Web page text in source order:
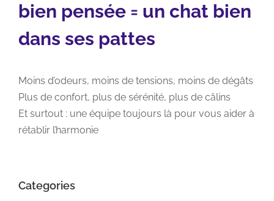
bien pensée = un chat bien
dans ses pattes
Moins d’odeurs, moins de tensions, moins de dégâts
Plus de confort, plus de sérénité, plus de câlins
Et surtout : une équipe toujours là pour vous aider à
rétablir l’harmonie
Categories